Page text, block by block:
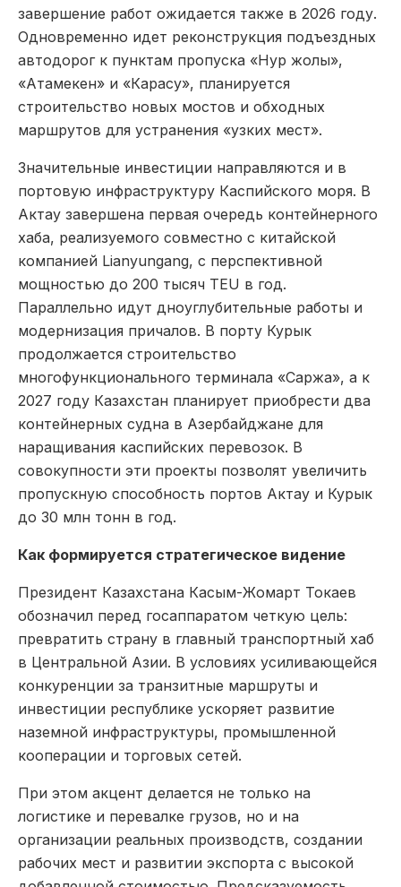
завершение работ ожидается также в 2026 году.
Одновременно идет реконструкция подъездных
автодорог к пунктам пропуска «Нур жолы»,
«Атамекен» и «Карасу», планируется
строительство новых мостов и обходных
маршрутов для устранения «узких мест».
Значительные инвестиции направляются и в
портовую инфраструктуру Каспийского моря. В
Актау завершена первая очередь контейнерного
хаба, реализуемого совместно с китайской
компанией Lianyungang, с перспективной
мощностью до 200 тысяч TEU в год.
Параллельно идут дноуглубительные работы и
модернизация причалов. В порту Курык
продолжается строительство
многофункционального терминала «Саржа», а к
2027 году Казахстан планирует приобрести два
контейнерных судна в Азербайджане для
наращивания каспийских перевозок. В
совокупности эти проекты позволят увеличить
пропускную способность портов Актау и Курык
до 30 млн тонн в год.
Как формируется стратегическое видение
Президент Казахстана Касым-Жомарт Токаев
обозначил перед госаппаратом четкую цель:
превратить страну в главный транспортный хаб
в Центральной Азии. В условиях усиливающейся
конкуренции за транзитные маршруты и
инвестиции республике ускоряет развитие
наземной инфраструктуры, промышленной
кооперации и торговых сетей.
При этом акцент делается не только на
логистике и перевалке грузов, но и на
организации реальных производств, создании
рабочих мест и развитии экспорта с высокой